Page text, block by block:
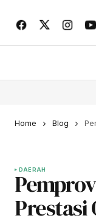
Home Blog
DAERAH
Prestasi